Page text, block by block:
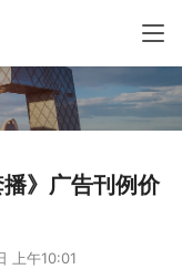
》广告刊例价
上午10:01